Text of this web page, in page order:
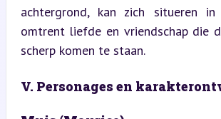
achtergrond, kan zich situeren in
omtrent liefde en vriendschap die
scherp komen te staan.
V. Personages en